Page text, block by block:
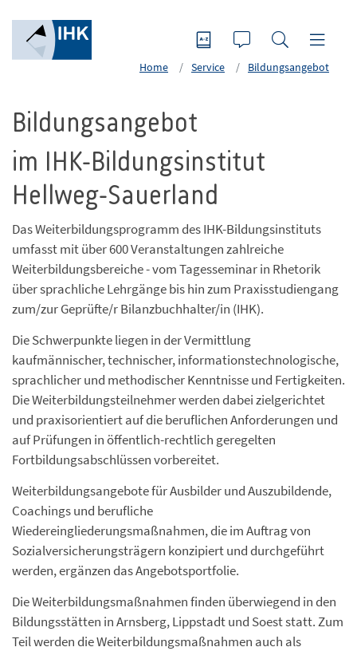
Home Service Bildungsangebot
Bildungsangebot
im IHK-Bildungsinstitut
Hellweg-Sauerland
Das Weiterbildungsprogramm des IHK-Bildungsinstituts
umfasst mit über 600 Veranstaltungen zahlreiche
Weiterbildungsbereiche - vom Tagesseminar in Rhetorik
über sprachliche Lehrgänge bis hin zum Praxisstudiengang
zum/zur Geprüfte/r Bilanzbuchhalter/in (IHK).
Die Schwerpunkte liegen in der Vermittlung
kaufmännischer, technischer, informationstechnologische,
sprachlicher und methodischer Kenntnisse und Fertigkeiten.
Die Weiterbildungsteilnehmer werden dabei zielgerichtet
und praxisorientiert auf die beruflichen Anforderungen und
auf Prüfungen in öffentlich-rechtlich geregelten
Fortbildungsabschlüssen vorbereitet.
Weiterbildungsangebote für Ausbilder und Auszubildende,
Coachings und berufliche
Wiedereingliederungsmaßnahmen, die im Auftrag von
Sozialversicherungsträgern konzipiert und durchgeführt
werden, ergänzen das Angebotsportfolie.
Die Weiterbildungsmaßnahmen finden überwiegend in den
Bildungsstätten in Arnsberg, Lippstadt und Soest statt. Zum
Teil werden die Weiterbildungsmaßnahmen auch als